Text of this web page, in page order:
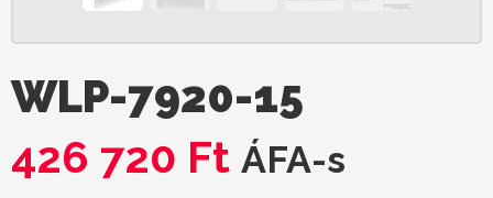
WLP-7920-15
426 720 Ft ÁFA-s